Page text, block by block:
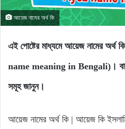
আয়েজ নামের অর্থ কি
এই পোষ্টের মাধ্যমে আয়েজ নামের অর্থ
name meaning in Bengali)। বাংলা
সমূহ জানুন।
আয়েজ নামের অর্থ কি | আয়েজ কি